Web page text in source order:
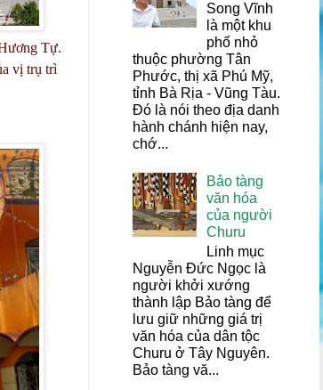
Tự.
vị trụ trì
Song Vĩnh
là một khu
phố nhỏ
thuộc phường Tân
Phước, thị xã Phú Mỹ,
tỉnh Bà Rịa - Vũng Tàu.
Đó là nói theo địa danh
hành chánh hiện nay,
chớ...
Bảo tàng
văn hóa
của người
Churu
Linh mục
Nguyễn Đức Ngọc là
người khởi xướng
thành lập Bảo tàng để
lưu giữ những giá trị
văn hóa của dân tộc
Churu ở Tây Nguyên.
Bảo tàng vă...